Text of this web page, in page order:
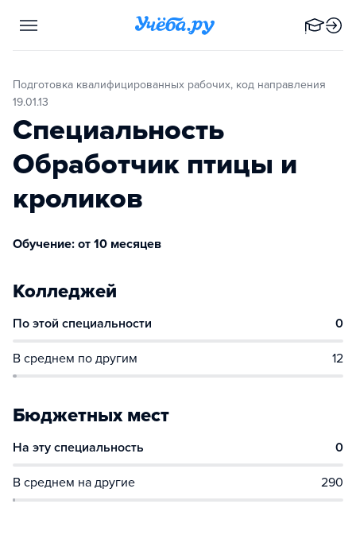
Подготовка квалифицированных рабочих, код направления
19.01.13
Специальность
Обработчик птицы и
кроликов
Обучение: от 10 месяцев
Колледжей
По этой специальности 0
В среднем по другим 12
Бюджетных мест
На эту специальность 0
В среднем на другие 290